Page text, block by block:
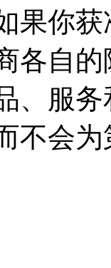
果你
各自
、服
不会